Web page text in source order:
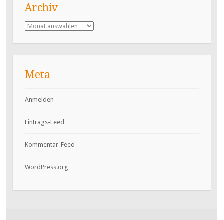
Archiv
Archiv
Meta
Anmelden
Eintrags-Feed
Kommentar-Feed
WordPress.org